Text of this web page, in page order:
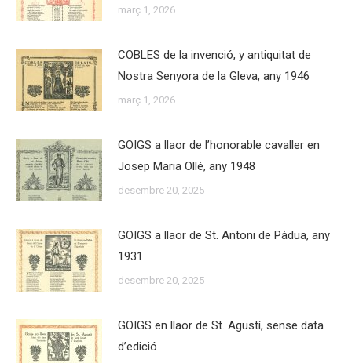
març 1, 2026
COBLES de la invenció, y antiquitat de
Nostra Senyora de la Gleva, any 1946
març 1, 2026
GOIGS a llaor de l’honorable cavaller en
Josep Maria Ollé, any 1948
desembre 20, 2025
GOIGS a llaor de St. Antoni de Pàdua, any
1931
desembre 20, 2025
GOIGS en llaor de St. Agustí, sense data
d’edició